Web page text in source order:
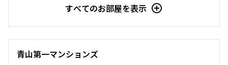
すべてのお部屋を表示
青山第一マンションズ